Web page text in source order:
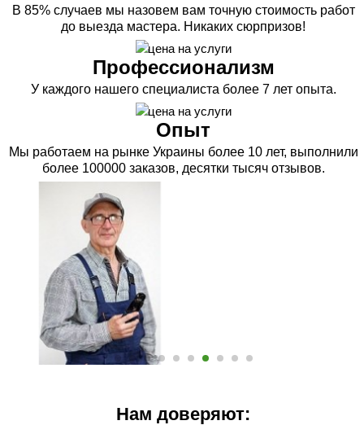
В 85% случаев мы назовем вам точную стоимость работ
до выезда мастера. Никаких сюрпризов!
Профессионализм
У каждого нашего специалиста более 7 лет опыта.
Опыт
Мы работаем на рынке Украины более 10 лет, выполнили
более 100000 заказов, десятки тысяч отзывов.
Нам доверяют: